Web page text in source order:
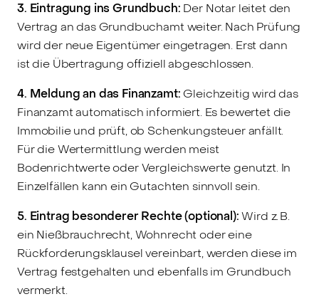
3. Eintragung ins Grundbuch: Der Notar leitet den
Vertrag an das Grundbuchamt weiter. Nach Prüfung
wird der neue Eigentümer eingetragen. Erst dann
ist die Übertragung offiziell abgeschlossen.
4. Meldung an das Finanzamt: Gleichzeitig wird das
Finanzamt automatisch informiert. Es bewertet die
Immobilie und prüft, ob Schenkungsteuer anfällt.
Für die Wertermittlung werden meist
Bodenrichtwerte oder Vergleichswerte genutzt. In
Einzelfällen kann ein Gutachten sinnvoll sein.
5. Eintrag besonderer Rechte (optional):Wird z. B.
ein Nießbrauchrecht, Wohnrecht oder eine
Rückforderungsklausel vereinbart, werden diese im
Vertrag festgehalten und ebenfalls im Grundbuch
vermerkt.